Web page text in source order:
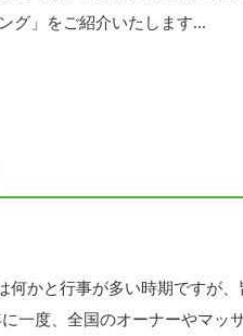
グ」をご紹介いたします...
何かと行事が多い時期ですが
一度、全国のオーナーやマッ